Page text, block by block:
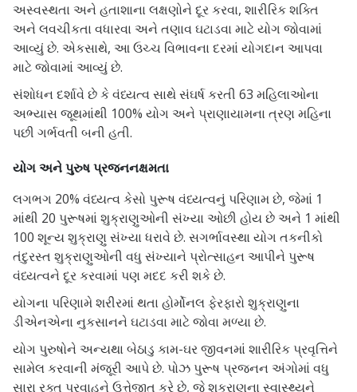
અસ્વસ્થતા અને હતાશાના લક્ષણોને દૂર કરવા, શારીરિક શક્તિ
અને લવચીકતા વધારવા અને તણાવ ઘટાડવા માટે યોગ જોવામાં
આવ્યું છે. એકસાથે, આ ઉચ્ચ વિભાવના દરમાં યોગદાન આપવા
માટે જોવામાં આવ્યું છે.
સંશોધન દર્શાવે છે કે વંધ્યત્વ સાથે સંઘર્ષ કરતી 63 મહિલાઓના
અભ્યાસ જૂથમાંથી 100% યોગ અને પ્રાણાયામના ત્રણ મહિના
પછી ગર્ભવતી બની હતી.
યોગ અને પુરુષ પ્રજનનક્ષમતા
લગભગ 20% વંધ્યત્વ કેસો પુરૂષ વંધ્યત્વનું પરિણામ છે, જેમાં 1
માંથી 20 પુરૂષમાં શુક્રાણુઓની સંખ્યા ઓછી હોય છે અને 1 માંથી
100 શૂન્ય શુક્રાણુ સંખ્યા ધરાવે છે. સગર્ભાવસ્થા યોગ તકનીકો
તંદુરસ્ત શુક્રાણુઓની વધુ સંખ્યાને પ્રોત્સાહન આપીને પુરૂષ
વંધ્યત્વને દૂર કરવામાં પણ મદદ કરી શકે છે.
યોગના પરિણામે શરીરમાં થતા હોર્મોનલ ફેરફારો શુક્રાણુના
ડીએનએના નુકસાનને ઘટાડવા માટે જોવા મળ્યા છે.
યોગ પુરુષોને અન્યથા બેઠાડુ કામ-ઘર જીવનમાં શારીરિક પ્રવૃત્તિને
સામેલ કરવાની મંજૂરી આપે છે. પોઝ પુરૂષ પ્રજનન અંગોમાં વધુ
સારા રક્ત પ્રવાહને ઉત્તેજીત કરે છે, જે શુક્રાણુના સ્વાસ્થ્યને